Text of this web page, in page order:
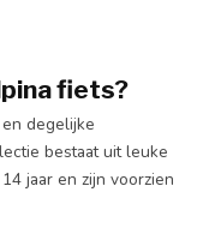
fiets?
degelijke
bestaat uit leuke
jaar en zijn voorzien